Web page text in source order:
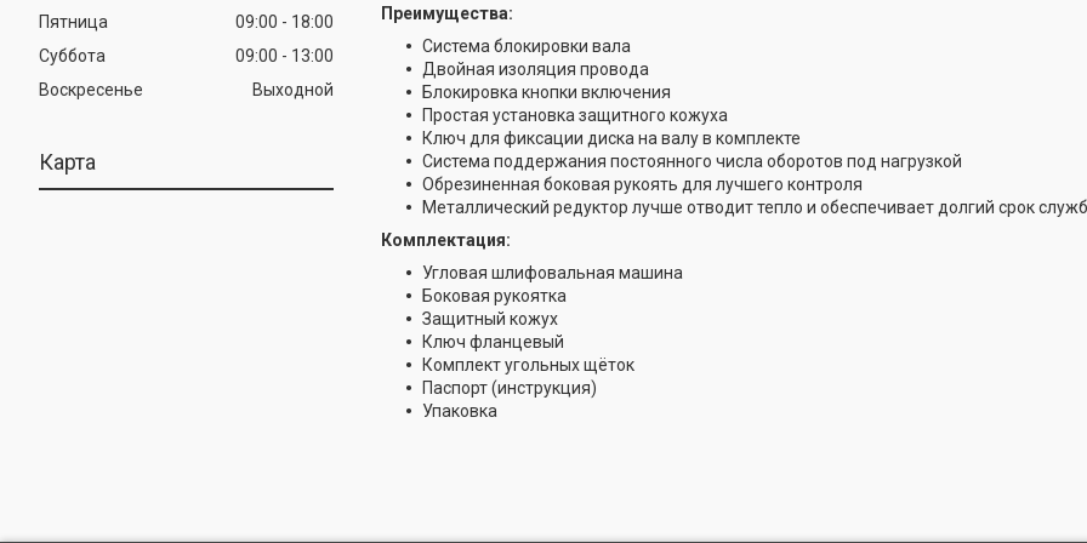
Пятница 09:00
18:00
Суббота
09:00
13:00
Воскресенье
Выходной
Карта
Преимущества:
Система блокировки вала
Двойная изоляция провода
Блокировка кнопки включения
Простая установка защитного кожуха
Ключ для фиксации диска на валу в комплекте
Система поддержания постоянного числа оборотов под нагрузкой
Обрезиненная боковая рукоять для лучшего контроля
Металлический редуктор лучше отводит тепло и обеспечивает долгий срок
Комплектация:
Угловая шлифовальная машина
Боковая рукоятка
Защитный кожух
Ключ фланцевый
Комплект угольных щёток
Паспорт (инструкция)
Упаковка